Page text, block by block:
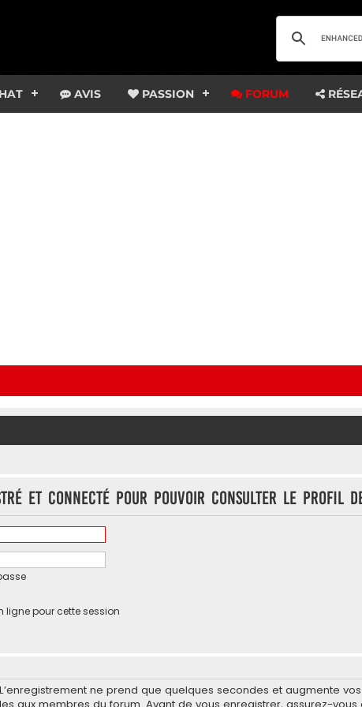
AVIS PASSION FORUM
et connecté pour pouvoir consulter le profil
ligne pour cette session
ne prend que quelques secondes et augmente